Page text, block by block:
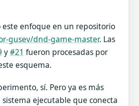
enfoque en un repositorio
gusev/dnd-game-master. Las
y#21 fueron procesadas por
esquema.
sí. Pero ya es más
ejecutable que conecta